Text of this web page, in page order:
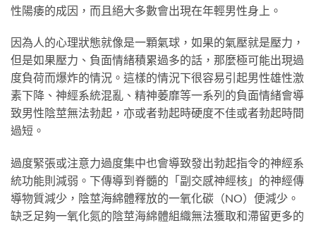
性陽痿的成因，而且絕大多數會出現在年輕男性身上。
因為人的心理狀態就像是一顆氣球，如果的氣壓就是壓力，
但是如果壓力、負面情緒積累過多的話，那麼極可能出現過
度負荷而爆炸的情況。這樣的情況下很容易引起男性雄性激
素下降、神經系統混亂、精神萎靡等一系列的負面情緒會導
致男性陰莖無法勃起，亦或者勃起時硬度不佳或者勃起時間
過短。
過度緊張或注意力過度集中也會導致發出勃起指令的神經系
統功能則減弱。下傳導到脊髓的「副交感神經核」的神經傳
導物質減少，陰莖海綿體釋放的一氧化碳（NO）便減少。
缺乏足夠一氧化氮的陰莖海綿體組織無法獲取和滯留更多的